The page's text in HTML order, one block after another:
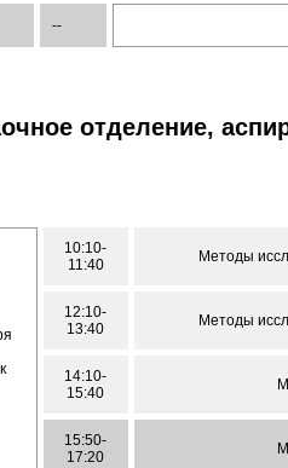
--
отделение,
10:10-
11:40
Методы
12:10-
13:40
Методы
14:10-
15:40
15:50-
17:20